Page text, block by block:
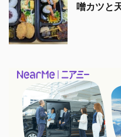
噌カツと